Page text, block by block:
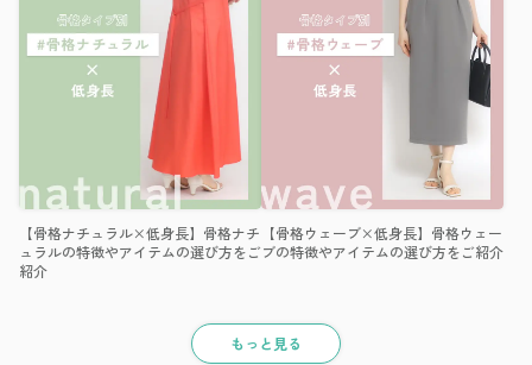
【骨格ナチュラル×低身長】骨格ナチ
ュラルの特徴やアイテムの選び方をご
紹介
【骨格ウェーブ×低身長】骨格ウェー
ブの特徴やアイテムの選び方をご紹介
もっと見る